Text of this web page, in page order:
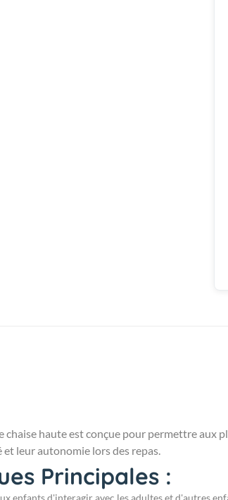
chaise haute est conçue pour permettre aux
leur autonomie lors des repas.
Principales :